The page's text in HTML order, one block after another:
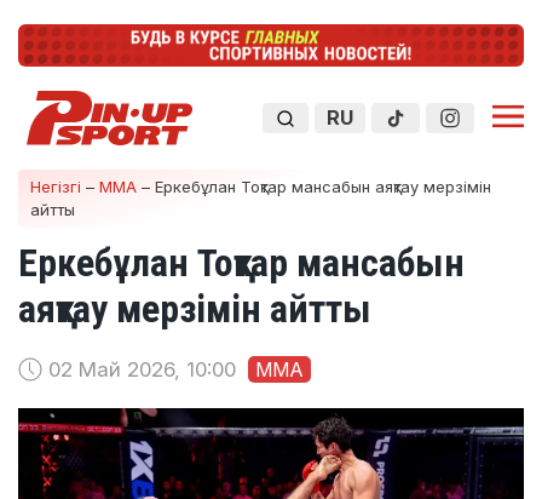
RU
Негізгі – ММА – Еркебұлан Тоқтар мансабын аяқтау мерзімін
айтты
Еркебұлан Тоқтар мансабын
аяқтау мерзімін айтты
02 Май 2026, 10:00 ММА